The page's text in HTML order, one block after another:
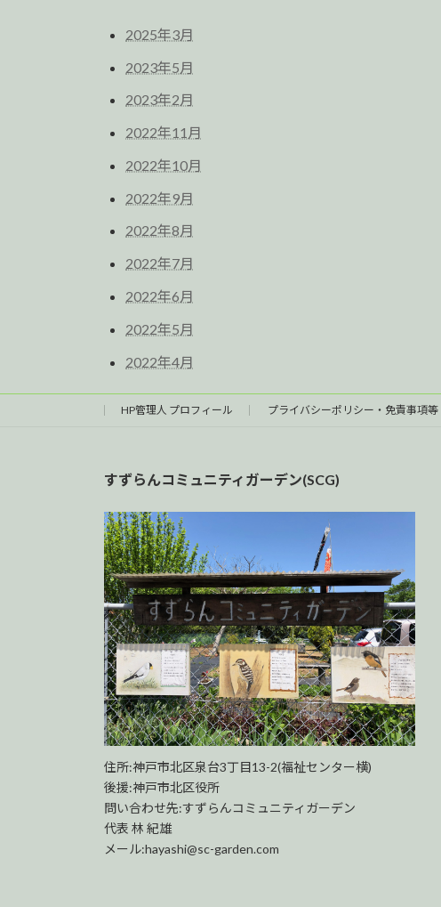
2025年3月
2023年5月
2023年2月
2022年11月
2022年10月
2022年9月
2022年8月
2022年7月
2022年6月
2022年5月
2022年4月
HP管理人 プロフィール プライバシーポリシー・免責事項等
すずらんコミュニティガーデン(SCG)
住所:神戸市北区泉台3丁目13-2(福祉センター横)
後援:神戸市北区役所
問い合わせ先:すずらんコミュニティガーデン
代表 林 紀雄
メール:hayashi@sc-garden.com